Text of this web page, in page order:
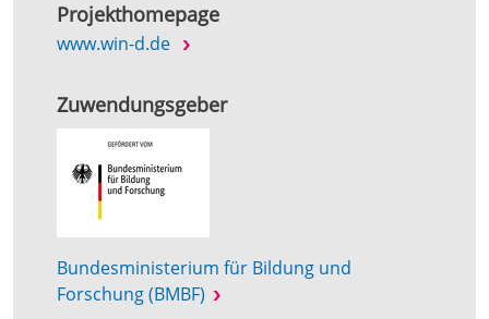
Projekthomepage
www.win-d.de
Zuwendungsgeber
Bundesministerium für Bildung und
Forschung (BMBF)